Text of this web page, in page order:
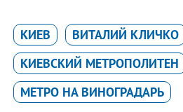
КИЕВ
ВИТАЛИЙ КЛИЧКО
КИЕВСКИЙ МЕТРОПОЛИТЕН
МЕТРО НА ВИНОГРАДАРЬ